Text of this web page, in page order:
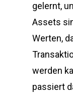
gelernt,
Assets
Werten,
werden
passiert